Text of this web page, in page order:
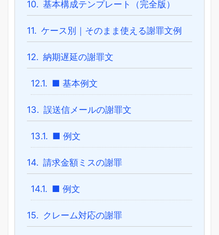
10. 基本構成テンプレート（完全版）
11. ケース別｜そのまま使える謝罪文例
12. 納期遅延の謝罪文
12.1. ■ 基本例文
13. 誤送信メールの謝罪文
13.1. ■ 例文
14. 請求金額ミスの謝罪
14.1. ■ 例文
15. クレーム対応の謝罪